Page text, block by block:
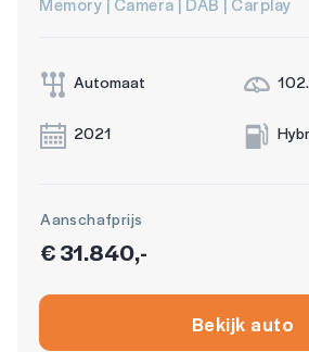
Automaat
2021
Aanschafprijs
€ 31.840,-
Bekijk auto